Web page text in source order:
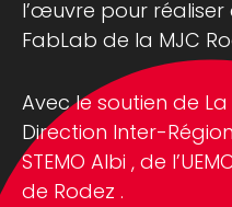
l’œuvre pour
FabLab de la MJC
Avec le soutien de
Direction Inter-
STEMO Albi , de
de Rodez .